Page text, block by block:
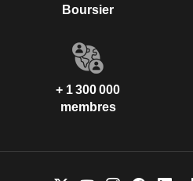
Boursier
+ 1 300 000
membres